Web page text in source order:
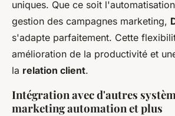
uniques. Que ce soit
gestion des campagnes marketing,
s'adapte parfaitement. Cette
amélioration de la productivité et
la relation client.
Intégration avec d'autres
marketing automation et plus